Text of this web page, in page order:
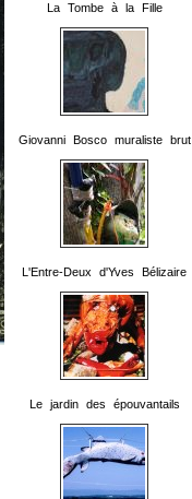
La Tombe à la Fille
Giovanni Bosco muraliste brut
L'Entre-Deux d'Yves Bélizaire
Le jardin des épouvantails